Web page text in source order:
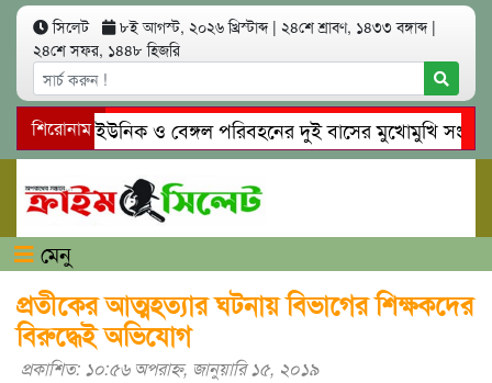
সিলেট ৮ই আগস্ট, ২০২৬ খ্রিস্টাব্দ | ২৪শে শ্রাবণ, ১৪৩৩ বঙ্গাব্দ |
২৪শে সফর, ১৪৪৮ হিজরি
শিরোনাম
সিলেটে ইউনিক ও বেঙ্গল পরিবহনের দুই বাসের মুখোমুখি সং’ঘ’র্ষে
গোয়াইনঘাটে প্রেমের ফাঁদে তরুণী পাচার: মাদকাসক্ত রিমালকে
মেনু
প্রতীকের আত্মহত্যার ঘটনায় বিভাগের শিক্ষকদের
বিরুদ্ধেই অভিযোগ
প্রকাশিত: ১০:৫৬ অপরাহ্ণ, জানুয়ারি ১৫, ২০১৯